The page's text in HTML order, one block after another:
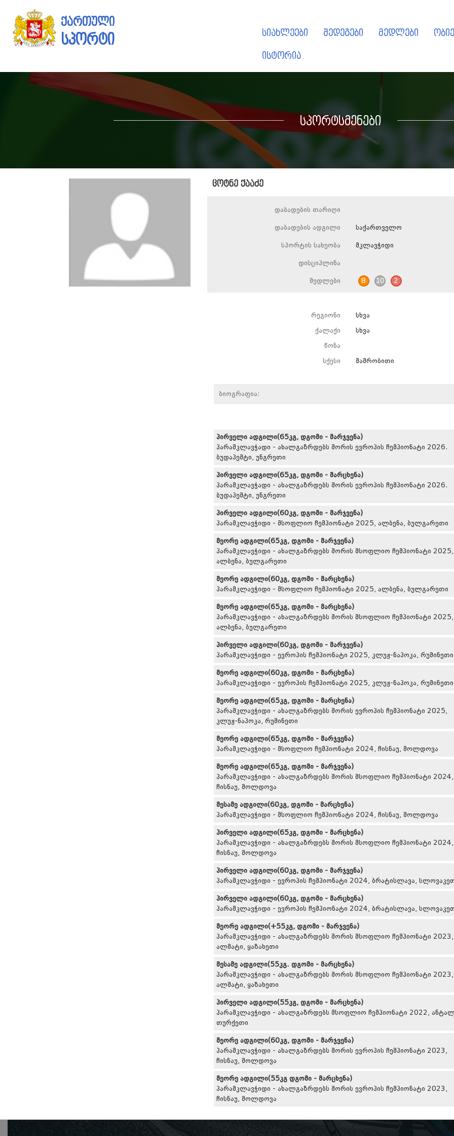
ქართული
სპორტი სიახლეები შედეგები მედლები
ისტორია
სპორტსმენები
ცოტნე ქააძე
დაბადების თარიღი
დაბადების ადგილი საქართველო
სპორტის სახეობა მკლავჭიდი
დისციპლინა
მედლები 8 10 2
რეგიონი სხვა
ქალაქი სხვა
წონა
სქესი მამრობითი
ბიოგრაფია:
პირველი ადგილი(65კგ, დგომი - მარჯვენა)
პარამკლავჭადი - ახალგაზრდებს შორის ევროპის ჩემპიონატი 2026.
ბუდაპეშტი, უნგრეთი
პირველი ადგილი(65კგ, დგომი - მარცხენა)
პარამკლავჭადი - ახალგაზრდებს შორის ევროპის ჩემპიონატი 2026.
ბუდაპეშტი, უნგრეთი
პირველი ადგილი(60კგ, დგომი - მარჯვენა)
პარამკლავჭიდი - მსოფლიო ჩემპიონატი 2025, ალბენა, ბულგარეთი
მეორე ადგილი(65კგ, დგომი - მარჯვენა)
პარამკლავჭიდი - ახალგაზრდებს შორის მსოფლიო ჩემპიონატი 2025,
ალბენა, ბულგარეთი
მეორე ადგილი(60კგ, დგომი - მარცხენა)
პარამკლავჭიდი - მსოფლიო ჩემპიონატი 2025, ალბენა, ბულგარეთი
მეორე ადგილი(65კგ, დგომი - მარცხენა)
პარამკლავჭიდი - ახალგაზრდებს შორის მსოფლიო ჩემპიონატი 2025,
ალბენა, ბულგარეთი
პირველი ადგილი(60კგ, დგომი - მარჯვენა)
პარამკლავჭიდი - ევროპის ჩემპიონატი 2025, კლუჟ-ნაპოკა, რუმინეთი
მეორე ადგილი(60კგ, დგომი - მარცხენა)
პარამკლავჭიდი - ევროპის ჩემპიონატი 2025, კლუჟ-ნაპოკა, რუმინეთი
მეორე ადგილი(65კგ, დგომი - მარცხენა)
პარამკლავჭიდი - ახალგაზრდებს შორის ევროპის ჩემპიონატი 2025,
კლუჟ-ნაპოკა, რუმინეთი
მეორე ადგილი(65კგ, დგომი - მარჯვენა)
პარამკლავჭიდი - მსოფლიო ჩემპიონატი 2024, ჩისნაუ, მოლდოვა
მეორე ადგილი(65კგ, დგომი - მარჯვენა)
პარამკლავჭიდი - ახალგაზრდებს შორის მსოფლიო ჩემპიონატი 2024,
ჩისნაუ, მოლდოვა
მესამე ადგილი(60კგ, დგომი - მარცხენა)
პარამკლავჭიდი - მსოფლიო ჩემპიონატი 2024, ჩისნაუ, მოლდოვა
პირველი ადგილი(65კგ, დგომი - მარცხენა)
პარამკლავჭიდი - ახალგაზრდებს შორის მსოფლიო ჩემპიონატი 2024,
ჩისნაუ, მოლდოვა
პირველი ადგილი(60კგ, დგომი - მარჯვენა)
პარამკლავჭიდი - ევროპის ჩემპიონატი 2024, ბრატისლავა,
პირველი ადგილი(60კგ, დგომი - მარცხენა)
პარამკლავჭიდი - ევროპის ჩემპიონატი 2024, ბრატისლავა,
მეორე ადგილი(+55კგ, დგომი - მარჯვენა)
პარამკლავჭიდი - ახალგაზრდებს შორის მსოფლიო ჩემპიონატი 2023,
ალმატი, ყაზახეთი
მესამე ადგილი(55კგ. დგომი - მარცხენა)
პარამკლავჭიდი - ახალგაზრდებს შორის მსოფლიო ჩემპიონატი 2023,
ალმატი, ყაზახეთი
პირველი ადგილი(55კგ, დგომი - მარცხენა)
პარამკლავჭიდი - ახალგაზრდებს მსოფლიო ჩემპიონატი 2022,
თურქეთი
მეორე ადგილი(60კგ, დგომი - მარჯვენა)
პარამკლავჭიდი - ახალგაზრდებს შორის ევროპის ჩემპიონატი 2023,
ჩისნაუ, მოლდოვა
მეორე ადგილი(55კგ დგომი - მარცხენა)
პარამკლავჭიდი - ახალგაზრდებს შორის ევროპის ჩემპიონატი 2023,
ჩისნაუ, მოლდოვა